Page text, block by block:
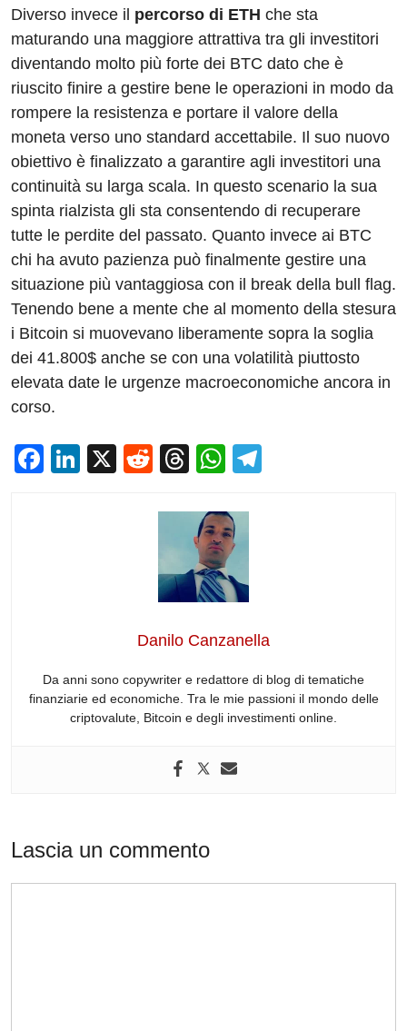
Diverso invece il percorso di ETH che sta
maturando una maggiore attrattiva tra gli investitori
diventando molto più forte dei BTC dato che è
riuscito finire a gestire bene le operazioni in modo da
rompere la resistenza e portare il valore della
moneta verso uno standard accettabile. Il suo nuovo
obiettivo è finalizzato a garantire agli investitori una
continuità su larga scala. In questo scenario la sua
spinta rialzista gli sta consentendo di recuperare
tutte le perdite del passato. Quanto invece ai BTC
chi ha avuto pazienza può finalmente gestire una
situazione più vantaggiosa con il break della bull flag.
Tenendo bene a mente che al momento della stesura
i Bitcoin si muovevano liberamente sopra la soglia
dei 41.800$ anche se con una volatilità piuttosto
elevata date le urgenze macroeconomiche ancora in
corso.
F
Li
X
R
d
di
t
T
e
a
d
s
W
at
s
A
p
p
Danilo Canzanella
Da anni sono copywriter e redattore di blog di tematiche
finanziarie ed economiche. Tra le mie passioni il mondo delle
criptovalute, Bitcoin e degli investimenti online.
Lascia un commento